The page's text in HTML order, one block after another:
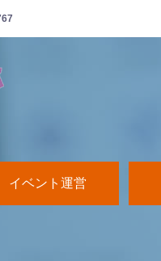
イベント運営